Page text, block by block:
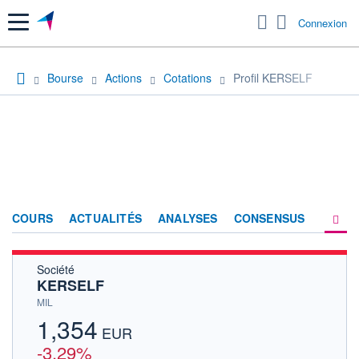
Menu Connexion
Bourse Actions Cotations Profil KERSELF
COURS ACTUALITÉS ANALYSES CONSENSUS
Société
KERSELF
MIL
1,354 EUR
-3,29%